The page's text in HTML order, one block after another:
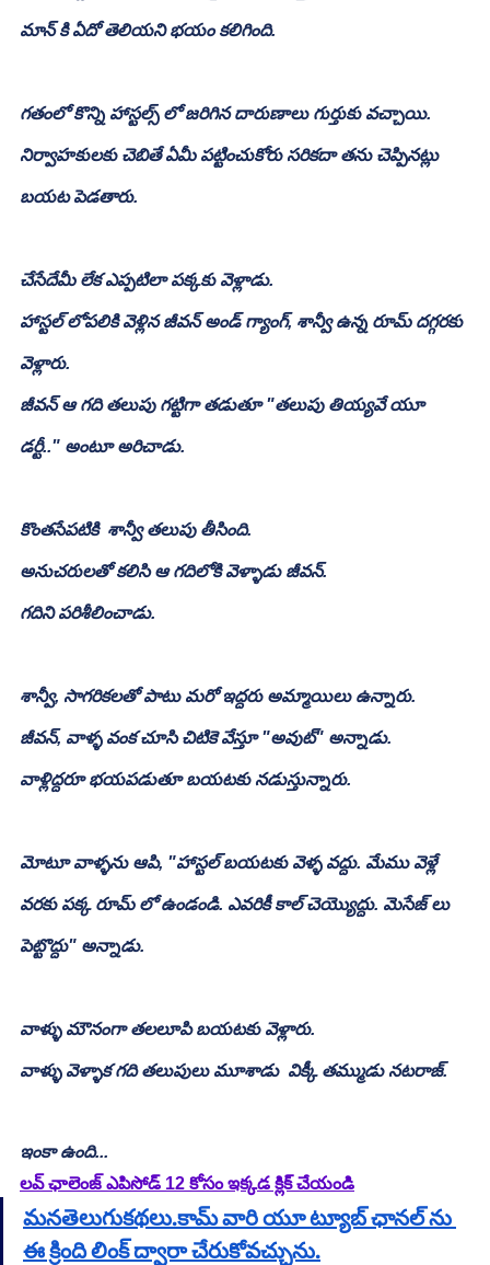
మాన్ కి ఏదో తెలియని భయం కలిగింది.
గతంలో కొన్ని హాస్టల్స్ లో జరిగిన దారుణాలు గుర్తుకు వచ్చాయి.
నిర్వాహకులకు చెబితే ఏమీ పట్టించుకోరు సరికదా తను చెప్పినట్లు
బయట పెడతారు.
చేసేదేమీ లేక ఎప్పటిలా పక్కకు వెళ్లాడు.
హాస్టల్ లోపలికి వెళ్లిన జీవన్ అండ్ గ్యాంగ్, శాన్వీ ఉన్న రూమ్ దగ్గరకు
వెళ్లారు.
జీవన్ ఆ గది తలుపు గట్టిగా తడుతూ "తలుపు తియ్యవే యూ
డర్టీ.." అంటూ అరిచాడు.
కొంతసేపటికి  శాన్వీ తలుపు తీసింది.
అనుచరులతో కలిసి ఆ గదిలోకి వెళ్ళాడు జీవన్.
గదిని పరిశీలించాడు.
శాన్వీ, సాగరికలతో పాటు మరో ఇద్దరు అమ్మాయిలు ఉన్నారు.
జీవన్, వాళ్ళ వంక చూసి చిటికె వేస్తూ "అవుట్" అన్నాడు.
వాళ్లిద్దరూ భయపడుతూ బయటకు నడుస్తున్నారు.
మోటూ వాళ్ళను ఆపి, "హాస్టల్ బయటకు వెళ్ళ వద్దు. మేము వెళ్లే
వరకు పక్క రూమ్ లో ఉండండి. ఎవరికీ కాల్ చెయ్యొద్దు. మెసేజ్ లు
పెట్టొద్దు" అన్నాడు.
వాళ్ళు మౌనంగా తలలూపి బయటకు వెళ్లారు.
వాళ్ళు వెళ్ళాక గది తలుపులు మూశాడు  విక్కీ తమ్ముడు నటరాజ్.
ఇంకా ఉంది...
లవ్ ఛాలెంజ్ ఎపిసోడ్ 12 కోసం ఇక్కడ క్లిక్ చేయండి
మనతెలుగుకథలు.కామ్ వారి యూ ట్యూబ్ ఛానల్ ను
ఈ క్రింది లింక్ ద్వారా చేరుకోవచ్చును.